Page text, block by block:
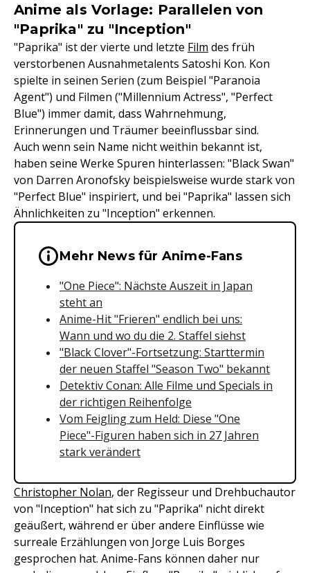
Anime als Vorlage: Parallelen von
"Paprika" zu "Inception"
"Paprika" ist der vierte und letzte Film des früh
verstorbenen Ausnahmetalents Satoshi Kon. Kon
spielte in seinen Serien (zum Beispiel "Paranoia
Agent") und Filmen ("Millennium Actress", "Perfect
Blue") immer damit, dass Wahrnehmung,
Erinnerungen und Träumer beeinflussbar sind.
Auch wenn sein Name nicht weithin bekannt ist,
haben seine Werke Spuren hinterlassen: "Black Swan"
von Darren Aronofsky beispielsweise wurde stark von
"Perfect Blue" inspiriert, und bei "Paprika" lassen sich
Ähnlichkeiten zu "Inception" erkennen.
Wichtige Hinweise &
Mehr News für Anime-Fans
"One Piece": Nächste Auszeit in Japan
steht an
Anime-Hit "Frieren" endlich bei uns:
Wann und wo du die 2. Staffel siehst
"Black Clover"-Fortsetzung: Starttermin
der neuen Staffel "Season Two" bekannt
Detektiv Conan: Alle Filme und Specials in
der richtigen Reihenfolge
Vom Feigling zum Held: Diese "One
Piece"-Figuren haben sich in 27 Jahren
stark verändert
Christopher Nolan, der Regisseur und Drehbuchautor
von "Inception" hat sich zu "Paprika" nicht direkt
geäußert, während er über andere Einflüsse wie
surreale Erzählungen von Jorge Luis Borges
gesprochen hat. Anime-Fans können daher nur